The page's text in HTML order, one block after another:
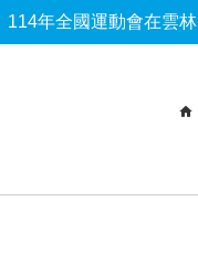
114年全國運動會在雲林